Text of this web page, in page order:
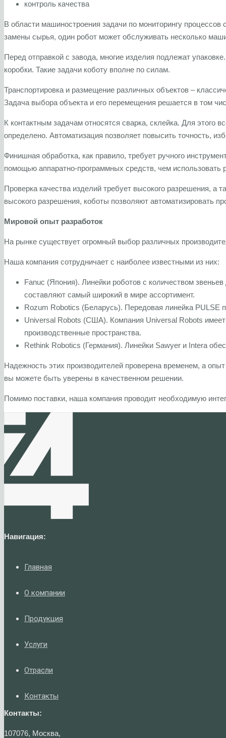
контроль качества
В области машиностроения задачи по мониторингу
замены сырья, один робот может обслуживать несколько
Перед отправкой с завода, многие изделия подлежат
коробки. Такие задачи коботу вполне по силам.
Транспортировка и размещение различных объектов –
Задача выбора объекта и его перемещения решается в том
К контактным задачам относятся сварка, склейка. Для этого
определено. Автоматизация позволяет повысить точность,
Финишная обработка, как правило, требует ручного
помощью аппаратно-программных средств, чем использовать
Проверка качества изделий требует высокого разрешения,
высокого разрешения, коботы позволяют автоматизировать
Мировой опыт разработок
На рынке существует огромный выбор различных
Наша компания сотрудничает с наиболее известными из них:
Fanuc (Япония). Линейки роботов с количеством
составляют самый широкий в мире ассортимент.
Rozum Robotics (Беларусь). Передовая линейка PULSE
Universal Robots (США). Компания Universal Robots имеет
производственные пространства.
Rethink Robotics (Германия). Линейки Sawyer и Intera
Надежность этих производителей проверена временем, а
вы можете быть уверены в качественном решении.
Помимо поставки, наша компания проводит необходимую
Навигация:
Главная
О компании
Продукция
Услуги
Отрасли
Контакты
Контакты:
107076, Москва,